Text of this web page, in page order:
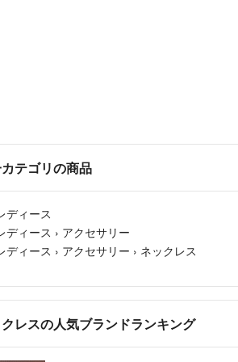
テゴリの商品
ディース
ディース › アクセサリー
ディース › アクセサリー › ネックレス
レスの人気ブランドランキング